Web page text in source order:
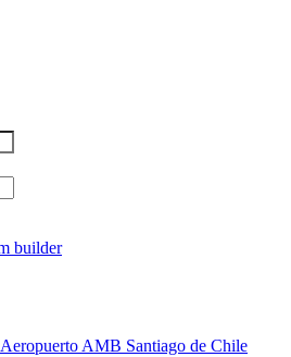
builder
AMB Santiago de Chile